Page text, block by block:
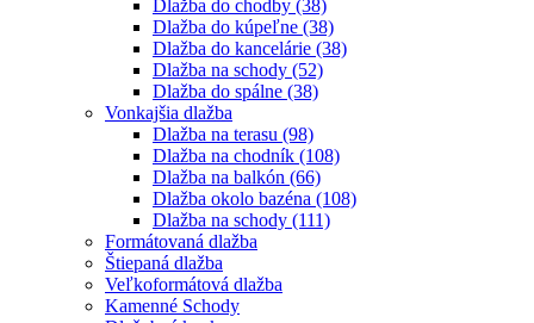
Dlažba do chodby (38)
Dlažba do kúpeľne (38)
Dlažba do kancelárie (38)
Dlažba na schody (52)
Dlažba do spálne (38)
Vonkajšia dlažba
Dlažba na terasu (98)
Dlažba na chodník (108)
Dlažba na balkón (66)
Dlažba okolo bazéna (108)
Dlažba na schody (111)
Formátovaná dlažba
Štiepaná dlažba
Veľkoformátová dlažba
Kamenné Schody